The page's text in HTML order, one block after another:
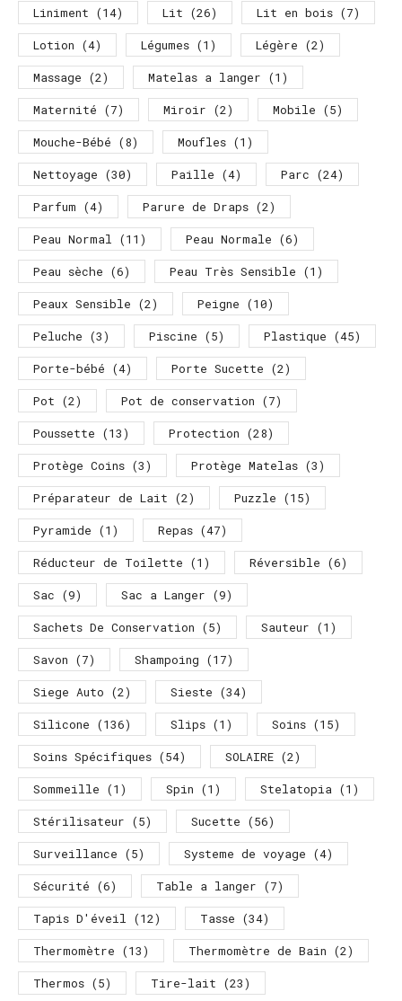
Liniment (14) Lit (26) Lit en bois (7)
Lotion (4) Légumes (1) Légère (2)
Massage (2) Matelas a langer (1)
Maternité (7) Miroir (2) Mobile (5)
Mouche-Bébé (8) Moufles (1)
Nettoyage (30) Paille (4) Parc (24)
Parfum (4) Parure de Draps (2)
Peau Normal (11) Peau Normale (6)
Peau sèche (6) Peau Très Sensible (1)
Peaux Sensible (2) Peigne (10)
Peluche (3) Piscine (5) Plastique (45)
Porte-bébé (4) Porte Sucette (2)
Pot (2) Pot de conservation (7)
Poussette (13) Protection (28)
Protège Coins (3) Protège Matelas (3)
Préparateur de Lait (2) Puzzle (15)
Pyramide (1) Repas (47)
Réducteur de Toilette (1) Réversible (6)
Sac (9) Sac a Langer (9)
Sachets De Conservation (5) Sauteur (1)
Savon (7) Shampoing (17)
Siege Auto (2) Sieste (34)
Silicone (136) Slips (1) Soins (15)
Soins Spécifiques (54) SOLAIRE (2)
Sommeille (1) Spin (1) Stelatopia (1)
Stérilisateur (5) Sucette (56)
Surveillance (5) Systeme de voyage (4)
Sécurité (6) Table a langer (7)
Tapis D'éveil (12) Tasse (34)
Thermomètre (13) Thermomètre de Bain (2)
Thermos (5) Tire-lait (23)